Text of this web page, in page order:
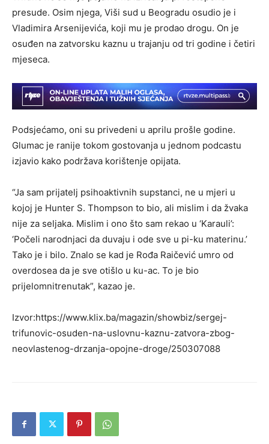
presude. Osim njega, Viši sud u Beogradu osudio je i
Vladimira Arsenijevića, koji mu je prodao drogu. On je
osuđen na zatvorsku kaznu u trajanju od tri godine i četiri
mjeseca.
Podsjećamo, oni su privedeni u aprilu prošle godine.
Glumac je ranije tokom gostovanja u jednom podcastu
izjavio kako podržava korištenje opijata.
“Ja sam prijatelj psihoaktivnih supstanci, ne u mjeri u
kojoj je Hunter S. Thompson to bio, ali mislim i da žvaka
nije za seljaka. Mislim i ono što sam rekao u ‘Karauli’:
‘Počeli narodnjaci da duvaju i ode sve u pi-ku materinu.’
Tako je i bilo. Znalo se kad je Rođa Raičević umro od
overdosea da je sve otišlo u ku-ac. To je bio
prijelomnitrenutak”, kazao je.
Izvor:https://www.klix.ba/magazin/showbiz/sergej-
trifunovic-osuden-na-uslovnu-kaznu-zatvora-zbog-
neovlastenog-drzanja-opojne-droge/250307088